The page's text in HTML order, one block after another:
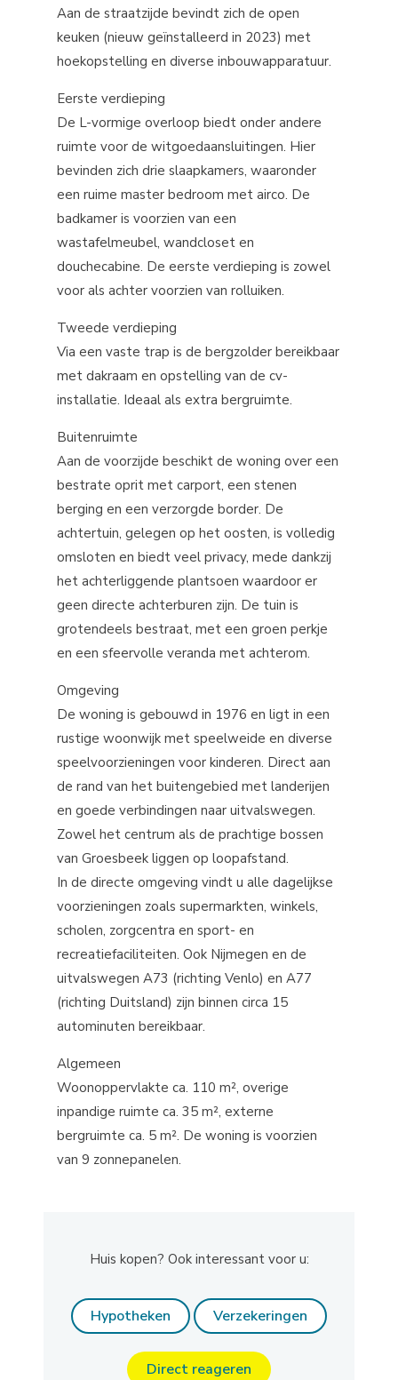
Aan de straatzijde bevindt zich de open
keuken (nieuw geïnstalleerd in 2023) met
hoekopstelling en diverse inbouwapparatuur.
Eerste verdieping
De L-vormige overloop biedt onder andere
ruimte voor de witgoedaansluitingen. Hier
bevinden zich drie slaapkamers, waaronder
een ruime master bedroom met airco. De
badkamer is voorzien van een
wastafelmeubel, wandcloset en
douchecabine. De eerste verdieping is zowel
voor als achter voorzien van rolluiken.
Tweede verdieping
Via een vaste trap is de bergzolder bereikbaar
met dakraam en opstelling van de cv-
installatie. Ideaal als extra bergruimte.
Buitenruimte
Aan de voorzijde beschikt de woning over een
bestrate oprit met carport, een stenen
berging en een verzorgde border. De
achtertuin, gelegen op het oosten, is volledig
omsloten en biedt veel privacy, mede dankzij
het achterliggende plantsoen waardoor er
geen directe achterburen zijn. De tuin is
grotendeels bestraat, met een groen perkje
en een sfeervolle veranda met achterom.
Omgeving
De woning is gebouwd in 1976 en ligt in een
rustige woonwijk met speelweide en diverse
speelvoorzieningen voor kinderen. Direct aan
de rand van het buitengebied met landerijen
en goede verbindingen naar uitvalswegen.
Zowel het centrum als de prachtige bossen
van Groesbeek liggen op loopafstand.
In de directe omgeving vindt u alle dagelijkse
voorzieningen zoals supermarkten, winkels,
scholen, zorgcentra en sport- en
recreatiefaciliteiten. Ook Nijmegen en de
uitvalswegen A73 (richting Venlo) en A77
(richting Duitsland) zijn binnen circa 15
autominuten bereikbaar.
Algemeen
Woonoppervlakte ca. 110 m², overige
inpandige ruimte ca. 35 m², externe
bergruimte ca. 5 m². De woning is voorzien
van 9 zonnepanelen.
Huis kopen? Ook interessant voor u:
Hypotheken Verzekeringen
Direct reageren